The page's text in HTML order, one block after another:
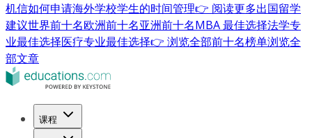
机信如何申请海外学校学生的时间管理👉 阅读更多出国留学
建议世界前十名欧洲前十名亚洲前十名MBA 最佳选择法学专
业最佳选择医疗专业最佳选择👉 浏览全部前十名榜单浏览全
部文章
课程